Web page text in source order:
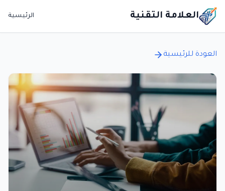
العلامة التقنية الرئيسية
العودة للرئيسية